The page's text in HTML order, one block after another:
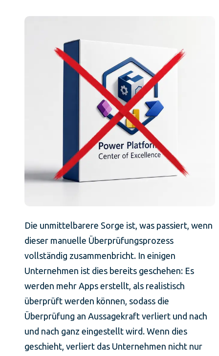
Die unmittelbarere Sorge ist, was passiert, wenn
dieser manuelle Überprüfungsprozess
vollständig zusammenbricht. In einigen
Unternehmen ist dies bereits geschehen: Es
werden mehr Apps erstellt, als realistisch
überprüft werden können, sodass die
Überprüfung an Aussagekraft verliert und nach
und nach ganz eingestellt wird. Wenn dies
geschieht, verliert das Unternehmen nicht nur